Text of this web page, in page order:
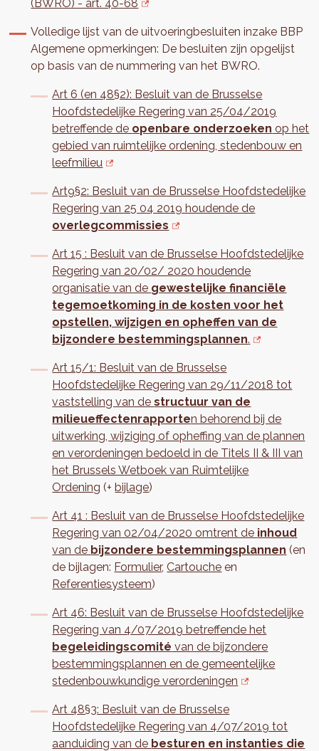
(BWRO) - art. 40-68
Volledige lijst van de uitvoeringbesluiten inzake BBP
Algemene opmerkingen: De besluiten zijn opgelijst
op basis van de nummering van het BWRO.
Art 6 (en 48§2): Besluit van de Brusselse
Hoofdstedelijke Regering van 25/04/2019
betreffende de openbare onderzoeken op het
gebied van ruimtelijke ordening, stedenbouw en
leefmilieu
Art9§2: Besluit van de Brusselse Hoofdstedelijke
Regering van 25 04 2019 houdende de
overlegcommissies
Art 15 : Besluit van de Brusselse Hoofdstedelijke
Regering van 20/02/ 2020 houdende
organisatie van de gewestelijke financiële
tegemoetkoming in de kosten voor het
opstellen, wijzigen en opheffen van de
bijzondere bestemmingsplannen.
Art 15/1: Besluit van de Brusselse
Hoofdstedelijke Regering van 29/11/2018 tot
vaststelling van destructuur van de
milieueffectenrapporten behorend bij de
uitwerking, wijziging of opheffing van de plannen
en verordeningen bedoeld in de Titels II & III van
het Brussels Wetboek van Ruimtelijke
Ordening (+bijlage)
Art 41 : Besluit van de Brusselse Hoofdstedelijke
Regering van 02/04/2020 omtrent de inhoud
van de bijzondere bestemmingsplannen (en
de bijlagen: Formulier,Cartouche en
Referentiesysteem)
Art 46: Besluit van de Brusselse Hoofdstedelijke
Regering van 4/07/2019 betreffende het
begeleidingscomité van de bijzondere
bestemmingsplannen en de gemeentelijke
stedenbouwkundige verordeningen
Art 48§3: Besluit van de Brusselse
Hoofdstedelijke Regering van 4/07/2019 tot
aanduiding van de besturen en instanties die